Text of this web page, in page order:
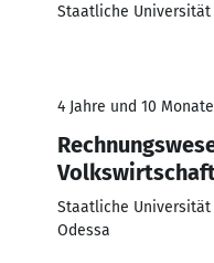
Staatliche Universität
4 Jahre und 10
Staatliche
Odessa